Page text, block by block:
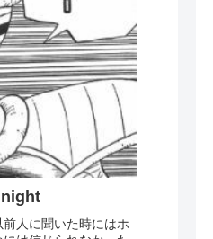
人に聞いた時にはホ